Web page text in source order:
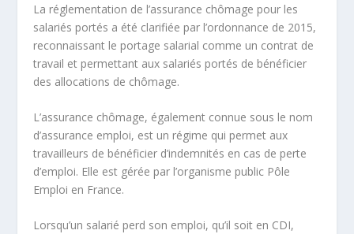
La réglementation de l’assurance chômage pour les
salariés portés a été clarifiée par l’ordonnance de 2015,
reconnaissant le portage salarial comme un contrat de
travail et permettant aux salariés portés de bénéficier
des allocations de chômage.
L’assurance chômage, également connue sous le nom
d’assurance emploi, est un régime qui permet aux
travailleurs de bénéficier d’indemnités en cas de perte
d’emploi. Elle est gérée par l’organisme public Pôle
Emploi en France.
Lorsqu’un salarié perd son emploi, qu’il soit en CDI,